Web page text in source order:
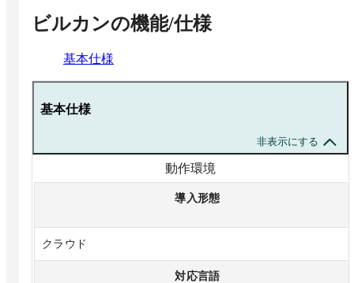
ビルカンの機能/仕様
基本仕様
基本仕様
非表示にする
動作環境
導入形態
クラウド
対応言語